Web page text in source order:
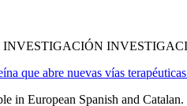
que abre nuevas vías
in European Spanish and Catalan.